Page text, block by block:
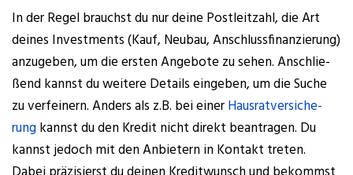
In der Regel brauchst du nur dei­ne Post­leit­zahl, die Art
dei­nes Invest­ments (Kauf, Neu­bau, Anschluss­fi­nan­zie­rung)
anzu­ge­ben, um die ers­ten Ange­bo­te zu sehen. Anschlie­
ßend kannst du wei­te­re Details ein­ge­ben, um die Suche
zu ver­fei­nern. Anders als z.B. bei einerHaus­rat­ver­si­che­
rungkannst du den Kre­dit nicht direkt bean­tra­gen. Du
kannst jedoch mit den Anbie­tern in Kon­takt tre­ten.